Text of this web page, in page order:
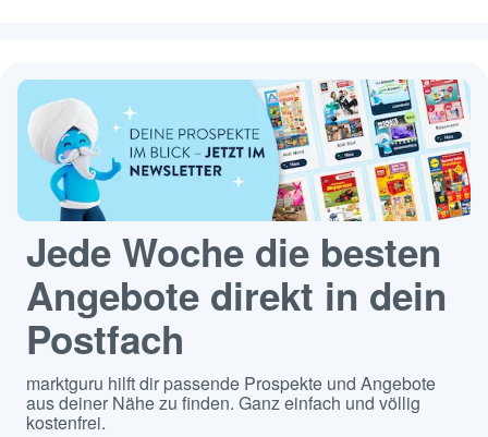
Jede Woche die besten
Angebote direkt in dein
Postfach
marktguru hilft dir passende Prospekte und Angebote
aus deiner Nähe zu finden. Ganz einfach und völlig
kostenfrei.